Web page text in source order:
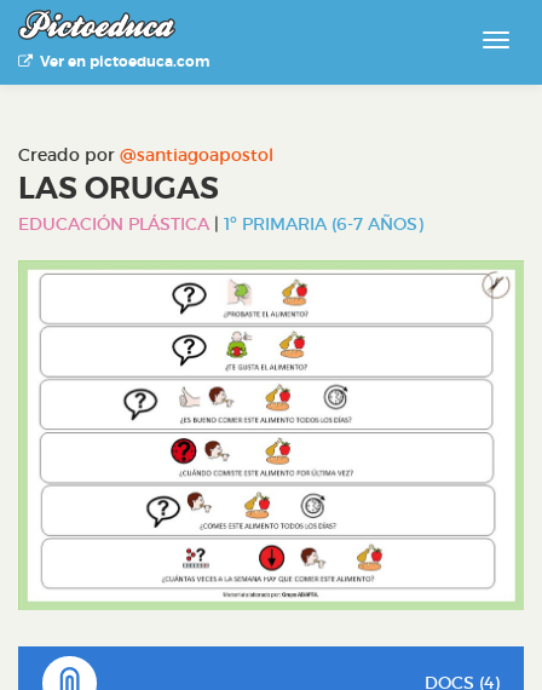
Ver en pictoeduca.com
Creado por @santiagoapostol
LAS ORUGAS
EDUCACIÓN PLÁSTICA | 1º PRIMARIA (6-7 AÑOS)
DOCS (4)